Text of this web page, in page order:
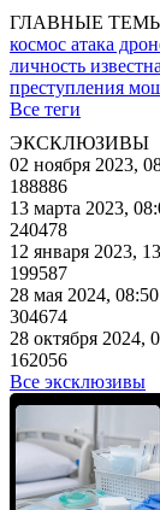
ГЛАВНЫЕ
космос атака
личность
преступления
Все теги
ЭКСКЛЮЗИВЫ
02 ноября 2023,
188886
13 марта 2023,
240478
12 января 2023,
199587
28 мая 2024, 08:50
304674
28 октября 2024,
162056
Все эксклюзивы